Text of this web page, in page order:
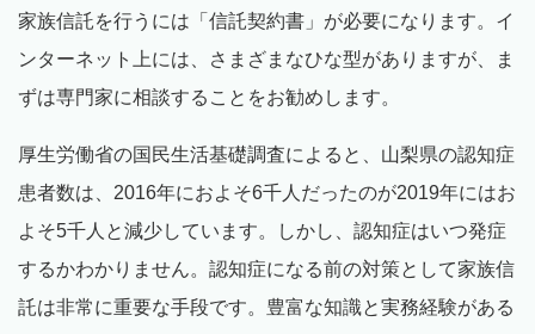
家族信託を行うには「信託契約書」が必要になります。イ
ンターネット上には、さまざまなひな型がありますが、ま
ずは専門家に相談することをお勧めします。
厚生労働省の国民生活基礎調査によると、山梨県の認知症
患者数は、2016年におよそ6千人だったのが2019年にはお
よそ5千人と減少しています。しかし、認知症はいつ発症
するかわかりません。認知症になる前の対策として家族信
託は非常に重要な手段です。豊富な知識と実務経験がある